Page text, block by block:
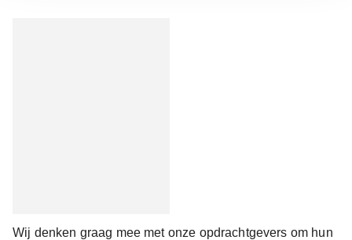
Wij denken graag mee met onze opdrachtgevers om hun